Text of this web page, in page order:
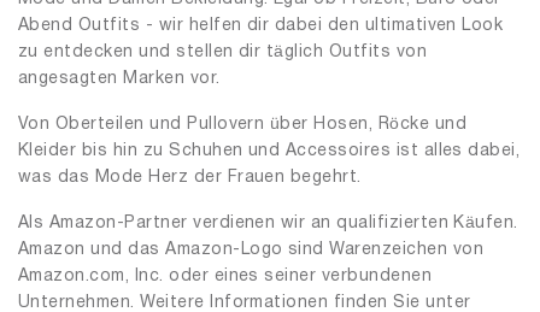
Abend Outfits - wir helfen dir dabei den ultimativen Look
zu entdecken und stellen dir täglich Outfits von
angesagten Marken vor.
Von Oberteilen und Pullovern über Hosen, Röcke und
Kleider bis hin zu Schuhen und Accessoires ist alles dabei,
was das Mode Herz der Frauen begehrt.
Als Amazon-Partner verdienen wir an qualifizierten Käufen.
Amazon und das Amazon-Logo sind Warenzeichen von
Amazon.com, Inc. oder eines seiner verbundenen
Unternehmen. Weitere Informationen finden Sie unter